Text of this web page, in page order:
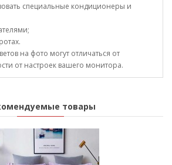
специальные кондиционеры и
на фото могут отличаться от
от настроек вашего монитора.
товары